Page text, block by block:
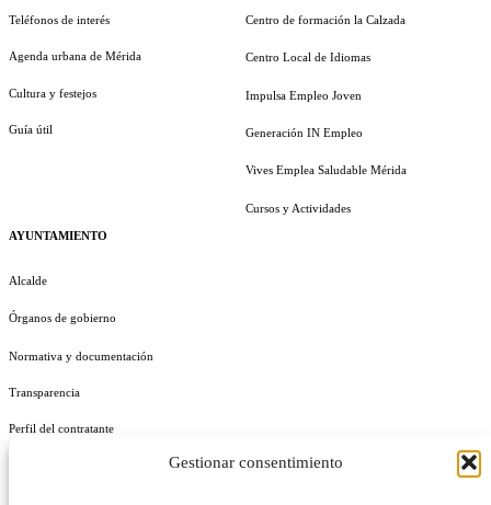
Gestionar consentimiento
Teléfonos de interés
Agenda urbana de Mérida
Cultura y festejos
Guía útil
AYUNTAMIENTO
Alcalde
Órganos de gobierno
Normativa y documentación
Transparencia
Perfil del contratante
Centro de formación la Calzada
Centro Local de Idiomas
Impulsa Empleo Joven
Generación IN Empleo
Vives Emplea Saludable Mérida
Cursos y Actividades